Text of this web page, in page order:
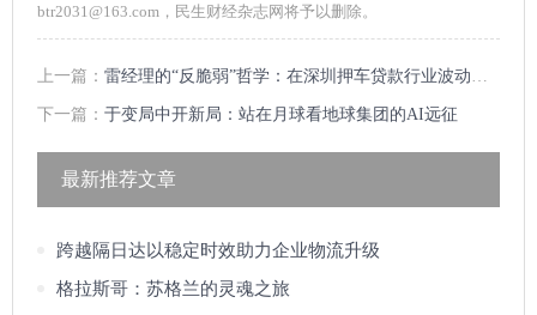
btr2031@163.com，民生财经杂志网将予以删除。
上一篇： 雷经理的“反脆弱”哲学：在深圳押车贷款行业波动中与客户共成长
下一篇： 于变局中开新局：站在月球看地球集团的AI远征
最新推荐文章
跨越隔日达以稳定时效助力企业物流升级
格拉斯哥：苏格兰的灵魂之旅